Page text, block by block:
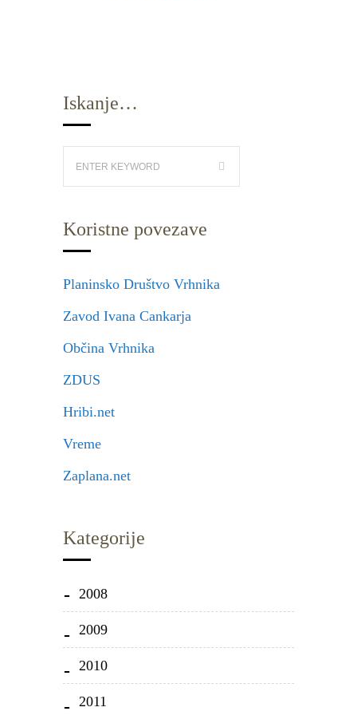
Iskanje…
Koristne povezave
Planinsko Društvo Vrhnika
Zavod Ivana Cankarja
Občina Vrhnika
ZDUS
Hribi.net
Vreme
Zaplana.net
Kategorije
2008
2009
2010
2011